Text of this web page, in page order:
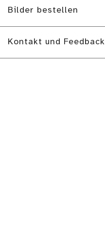
Bilder bestellen
Kontakt und Feedback